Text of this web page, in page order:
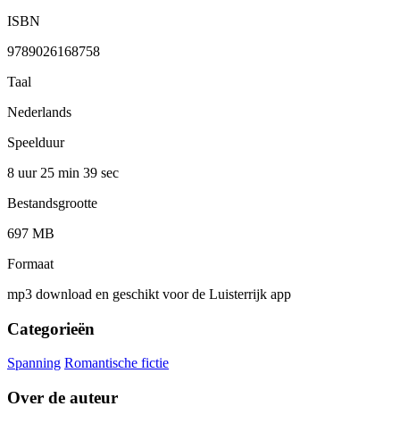
ISBN
9789026168758
Taal
Nederlands
Speelduur
8 uur 25 min 39 sec
Bestandsgrootte
697 MB
Formaat
mp3 download en geschikt voor de Luisterrijk app
Categorieën
Spanning Romantische fictie
Over de auteur